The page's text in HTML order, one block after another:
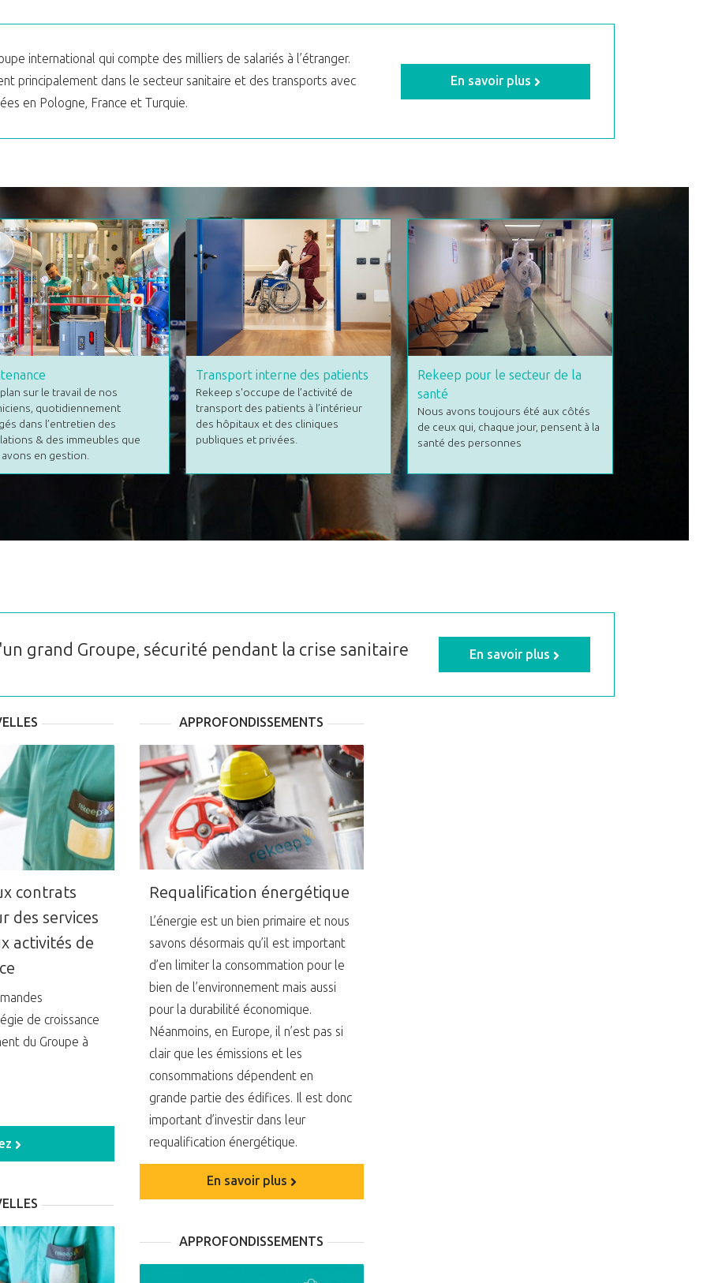
international qui compte des milliers de salariés à l’étranger.
principalement dans le secteur sanitaire et des transports avec
en Pologne, France et Turquie.
En savoir plus
sur le travail de nos
quotidiennement
dans l’entretien des
& des immeubles que
en gestion.
Transport interne des patients
Rekeep s'occupe de l’activité de
transport des patients à l’intérieur
des hôpitaux et des cliniques
publiques et privées.
Rekeep pour le secteur de la
santé
Nous avons toujours été aux côtés
de ceux qui, chaque jour, pensent à la
santé des personnes
grand Groupe, sécurité pendant la crise sanitaire En savoir plus
contrats
des services
activités de
de croissance
du Groupe à
APPROFONDISSEMENTS
Requalification énergétique
L’énergie est un bien primaire et nous
savons désormais qu’il est important
d’en limiter la consommation pour le
bien de l’environnement mais aussi
pour la durabilité économique.
Néanmoins, en Europe, il n’est pas si
clair que les émissions et les
consommations dépendent en
grande partie des édifices. Il est donc
important d’investir dans leur
requalification énergétique.
En savoir plus
APPROFONDISSEMENTS